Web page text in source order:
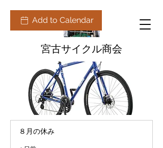
宮古サイクル商会
８月の休み
Add to Calendar